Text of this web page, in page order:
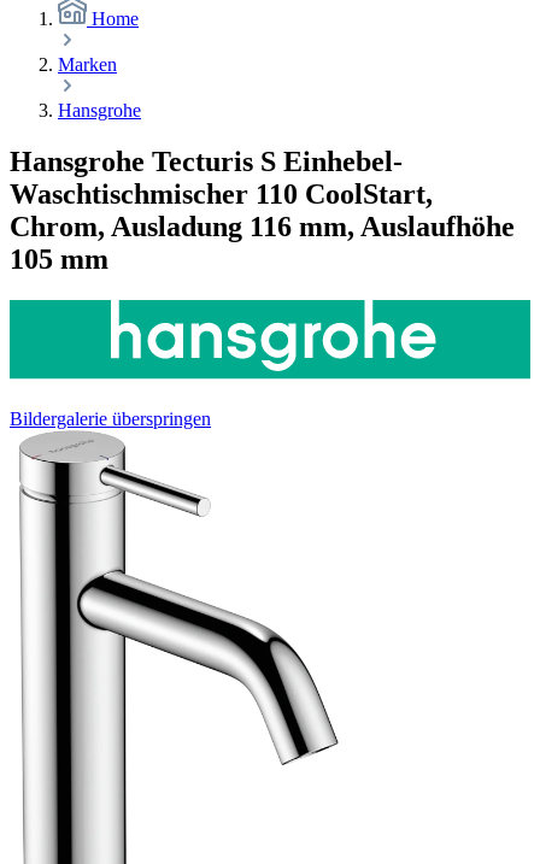
Home
Marken
Hansgrohe
Hansgrohe Tecturis S Einhebel-
Waschtischmischer 110 CoolStart,
Chrom, Ausladung 116 mm, Auslaufhöhe
105 mm
Bildergalerie überspringen